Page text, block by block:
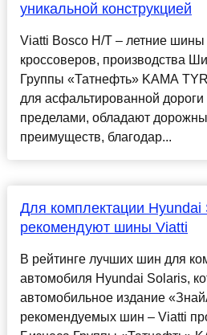
уникальной конструкцией
Viatti Bosco H/T – летние
кроссоверов, производства
Группы «Татнефть» KAMA
для асфальтированной дороги
пределами, обладают
преимуществ, благодар...
Для комплектации Hyundai
рекомендуют шины Viatti
В рейтинге лучших шин для
автомобиля Hyundai Solaris,
автомобильное издание
рекомендуемых шин – Viatti